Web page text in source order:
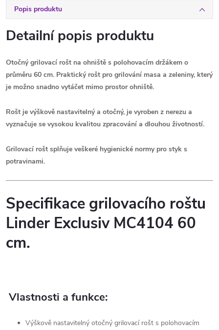
Popis produktu
Detailní popis produktu
Otočný grilovací rošt na ohniště s polohovacím držákem o
průměru 60 cm. Praktický rošt pro grilování masa a zeleniny, který
je možno snadno vytáčet mimo prostor ohniště.
Rošt je výškově nastavitelný a otočný, je vyroben z nerezu a
vyznačuje se vysokou kvalitou zpracování a dlouhou životností.
Grilovací rošt splňuje veškeré hygienické normy pro styk s
potravinami.
Specifikace grilovacího roštu
Linder Exclusiv MC4104 60
cm.
Vlastnosti a funkce:
Výškově nastavitelný otočný grilovací rošt s polohovacím